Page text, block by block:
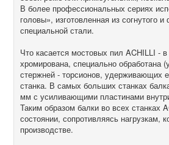
В более профессиональных сериях
головы», изготовленная из согнутого
специальной стали.
Что касается мостовых пил ACHILLI -
хромирована, специально обработана
стержней - торсионов, удерживающих
станка. В самых больших станках
мм с усиливающими пластинами
Таким образом балки во всех станках
состоянии, сопротивляясь нагрузкам,
производстве.